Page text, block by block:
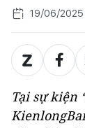
19/06/
Tại sự kiện